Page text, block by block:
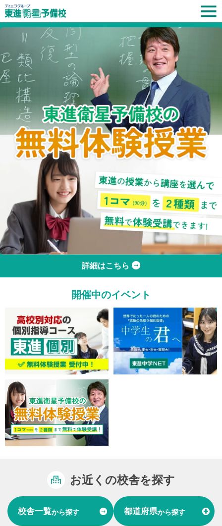
詳細はこちら
開催中のイベント
お近くの校舎を探す
校舎一覧から探す 都道府県から探す